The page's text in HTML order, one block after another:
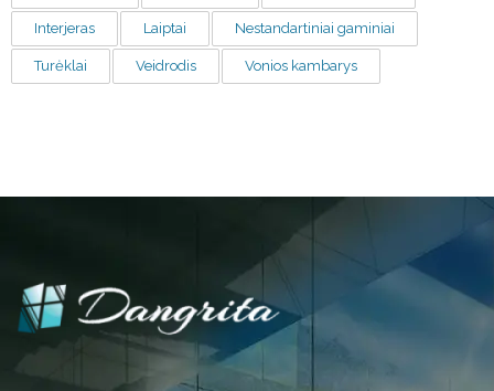
Interjeras Laiptai Nestandartiniai gaminiai
Turėklai Veidrodis Vonios kambarys